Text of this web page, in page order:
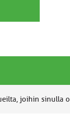
joihin sinulla